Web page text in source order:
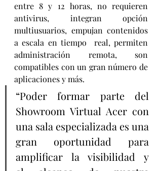
entre  8  y  12  horas,  no  requieren
antivirus,  integran  opción
multiusuarios, empujan contenidos
a escala en tiempo  real, permiten
administración remota, son
compatibles con un gran número de
aplicaciones y más.
“Poder formar parte del
Showroom Virtual Acer con
una sala especializada es una
gran oportunidad para
amplificar  la  visibilidad  y